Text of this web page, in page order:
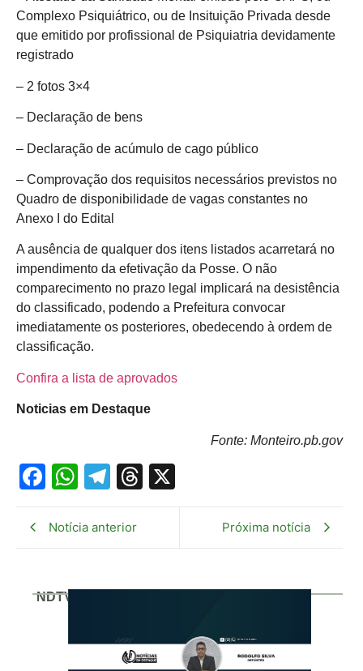
Complexo Psiquiátrico, ou de Insituição Privada desde
que emitido por profissional de Psiquiatria devidamente
registrado
– 2 fotos 3×4
– Declaração de bens
– Declaração de acúmulo de cago público
– Comprovação dos requisitos necessários previstos no
Quadro de disponibilidade de vagas constantes no
Anexo I do Edital
A ausência de qualquer dos itens listados acarretará no
impendimento da efetivação da Posse. O não
comparecimento no prazo legal implicará na desistência
do classificado, podendo a Prefeitura convocar
imediatamente os posteriores, obedecendo à ordem de
classificação.
Confira a lista de aprovados
Noticias em Destaque
Fonte: Monteiro.pb.gov
Facebook
WhatsApp
Telegram
Threads
Notícia anterior Próxima notícia
NDTV